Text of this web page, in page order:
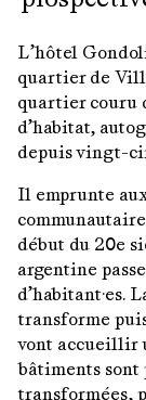
L’hôtel
quartier de
quartier couru
d’habitat,
depuis vingt-
Il emprunte
début du 20e
argentine
d’habitant·es.
transforme
vont accueillir
bâtiments sont
transformées,